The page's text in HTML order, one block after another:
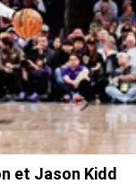
et Jason Kidd